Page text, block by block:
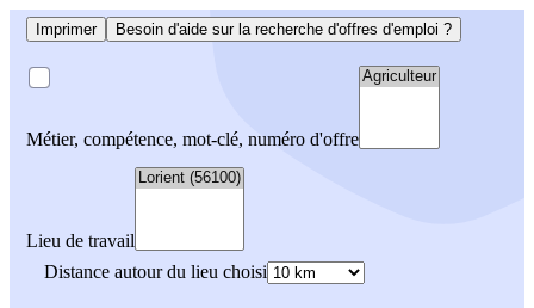
Imprimer Besoin d'aide sur la recherche d'offres d'emploi ?
Métier, compétence, mot-clé, numéro d'offre
Lieu de travail
Distance autour du lieu choisi